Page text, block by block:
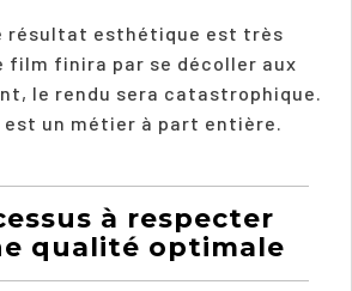
résultat esthétique est très
film finira par se décoller aux
le rendu sera catastrophique.
est un métier à part entière.
à respecter
qualité optimale